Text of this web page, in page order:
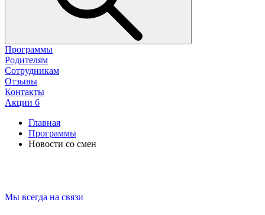
Программы
Родителям
Сотрудникам
Отзывы
Контакты
Акции 6
Главная
Программы
Новости со смен
Мы всегда на связи